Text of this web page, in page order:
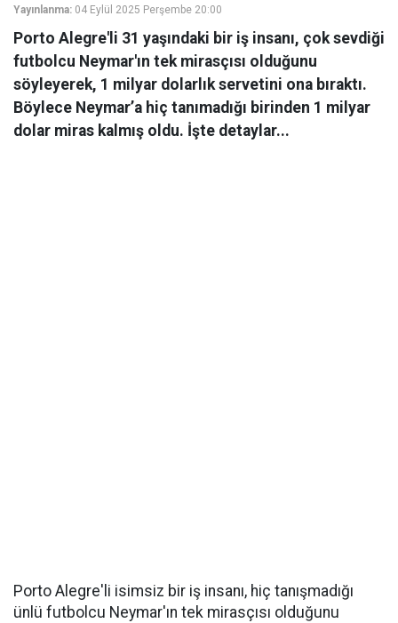
Yayınlanma: 04 Eylül 2025 Perşembe 20:00
Porto Alegre'li 31 yaşındaki bir iş insanı, çok sevdiği
futbolcu Neymar'ın tek mirasçısı olduğunu
söyleyerek, 1 milyar dolarlık servetini ona bıraktı.
Böylece Neymar’a hiç tanımadığı birinden 1 milyar
dolar miras kalmış oldu. İşte detaylar...
Porto Alegre'li isimsiz bir iş insanı, hiç tanışmadığı
ünlü futbolcu Neymar'ın tek mirasçısı olduğunu